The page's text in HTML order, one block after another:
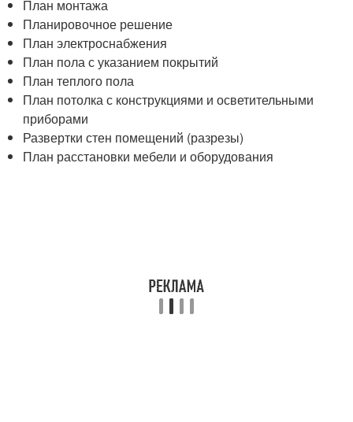
План монтажа
Планировочное решение
План электроснабжения
План пола с указанием покрытий
План теплого пола
План потолка с конструкциями и осветительными
приборами
Развертки стен помещений (разрезы)
План расстановки мебели и оборудования